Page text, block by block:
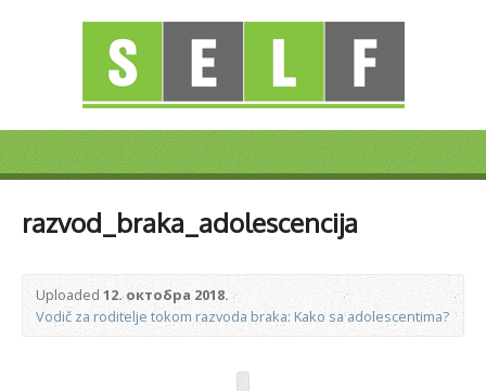
razvod_braka_adolescencija
Uploaded12. октобра 2018.
Vodič za roditelje tokom razvoda braka: Kako sa adolescentima?